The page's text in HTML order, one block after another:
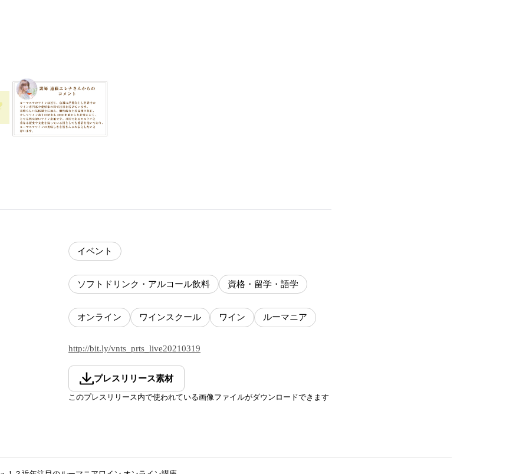
イベント
ソフトドリンク・アルコール飲料 資格・留学・語学
オンライン ワインスクール ワイン ルーマニア
http://bit.ly/vnts_prts_live20210319
プレスリリース素材
このプレスリリース内で使われている画像ファイルがダウンロードできます